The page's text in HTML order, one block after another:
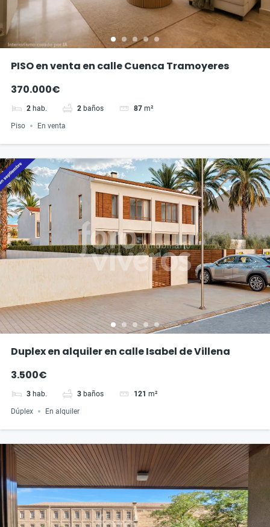
PISO en venta en calle Cuenca Tramoyeres
370.000€
2 hab. 2 baños 87 m²
Piso En venta
Duplex en alquiler en calle Isabel de Villena
3.500€
3 hab. 3 baños 121 m²
Dúplex En alquiler